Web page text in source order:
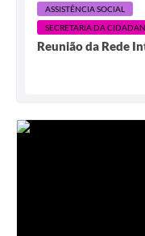
ASSISTÊNCIA SOCIAL
SECRETARIA DA
Reunião da Rede